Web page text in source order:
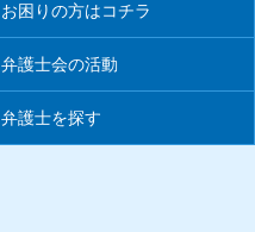
お困りの方はコチラ
弁護士会の活動
弁護士を探す